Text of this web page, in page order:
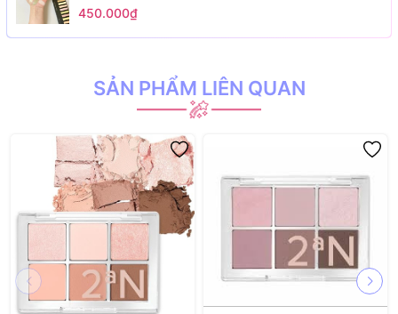
450.000₫
SẢN PHẨM LIÊN QUAN